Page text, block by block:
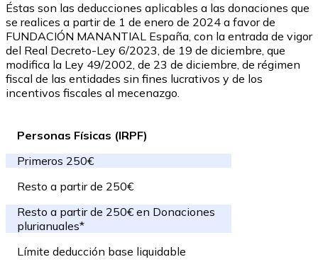
Éstas son las deducciones aplicables a las donaciones que
se realices a partir de 1 de enero de 2024 a favor de
FUNDACIÓN MANANTIAL España, con la entrada de vigor
del Real Decreto-Ley 6/2023, de 19 de diciembre, que
modifica la Ley 49/2002, de 23 de diciembre, de régimen
fiscal de las entidades sin fines lucrativos y de los
incentivos fiscales al mecenazgo.
Personas Físicas (IRPF)
Primeros 250€
Resto a partir de 250€
Resto a partir de 250€ en Donaciones
plurianuales*
Límite deducción base liquidable